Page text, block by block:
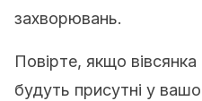
захворювань.
Повірте, якщо
будуть присутні у